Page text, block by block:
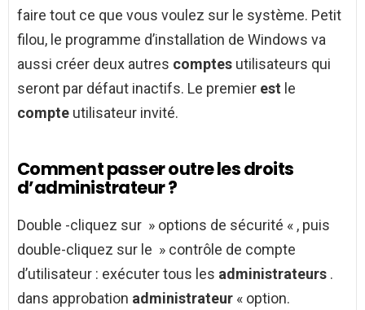
faire tout ce que vous voulez sur le système. Petit
filou, le programme d’installation de Windows va
aussi créer deux autres comptes utilisateurs qui
seront par défaut inactifs. Le premier est le
compte utilisateur invité.
Comment passer outre les droits
d’administrateur ?
Double -cliquez sur » options de sécurité « , puis
double-cliquez sur le » contrôle de compte
d’utilisateur : exécuter tous les administrateurs .
dans approbation administrateur « option.